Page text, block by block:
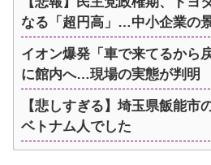
なる「超円高」…中小企業の
イオン爆発「車で来てるから
に館内へ…現場の実態が判明
【悲しすぎる】埼玉県飯能市
ベトナム人でした